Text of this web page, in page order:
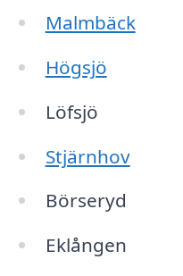
Malmbäck
Högsjö
Löfsjö
Stjärnhov
Börseryd
Eklången